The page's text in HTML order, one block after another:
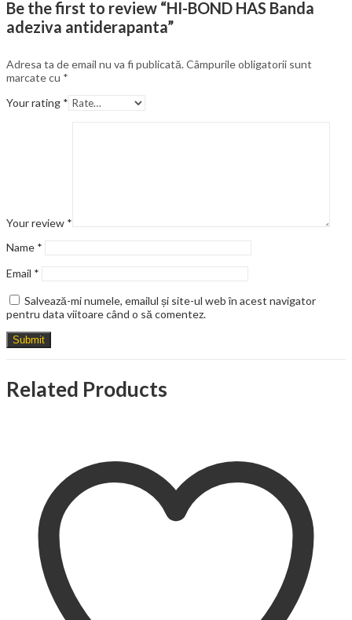
Be the first to review “HI-BOND HAS Banda
adeziva antiderapanta”
Adresa ta de email nu va fi publicată.Câmpurile obligatorii sunt
marcate cu *
Your rating *
Your review *
Name *
Email *
Salvează-mi numele, emailul și site-ul web în acest navigator
pentru data viitoare când o să comentez.
Related Products